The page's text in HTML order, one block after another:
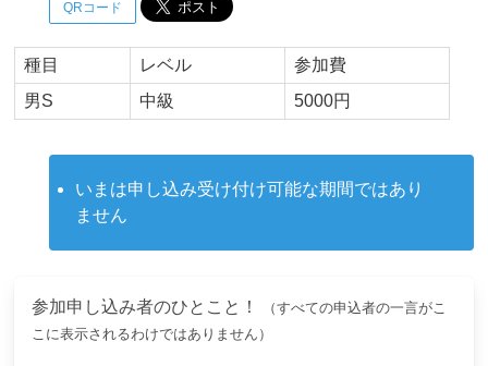
QRコード
種目 レベル
参加費
男S
中級 5000円
いまは申し込み受け付け可能な期間ではあり
ません
参加申し込み者のひとこと！
（すべての申込者の一言がこ
こに表示されるわけではありません）